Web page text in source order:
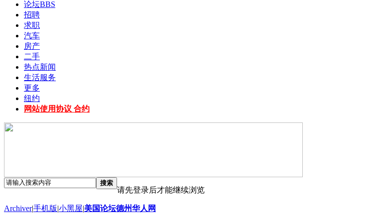
论坛BBS
招聘
求职
汽车
房产
二手
热点新闻
生活服务
更多
纽约
网站使用协议 合约
搜索
请先登录后才能继续浏览
Archiver|手机版|小黑屋|美国论坛德州华人网